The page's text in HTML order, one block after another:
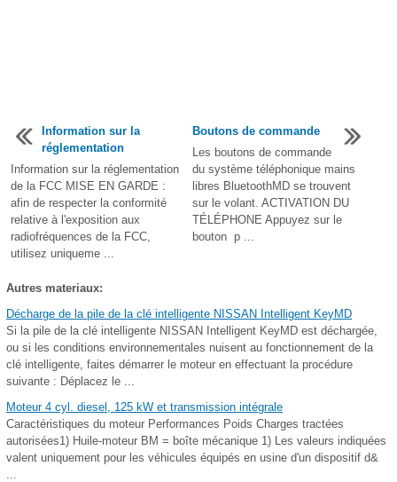
Information sur la
réglementation
Information sur la réglementation
de la FCC MISE EN GARDE :
afin de respecter la conformité
relative à l'exposition aux
radiofréquences de la FCC,
utilisez uniqueme ...
Boutons de commande
Les boutons de commande
du système téléphonique mains
libres BluetoothMD se trouvent
sur le volant. ACTIVATION DU
TÉLÉPHONE Appuyez sur le
bouton p ...
Autres materiaux:
Décharge de la pile de la clé intelligente NISSAN Intelligent KeyMD
Si la pile de la clé intelligente NISSAN Intelligent KeyMD est déchargée,
ou si les conditions environnementales nuisent au fonctionnement de la
clé intelligente, faites démarrer le moteur en effectuant la procédure
suivante : Déplacez le ...
Moteur 4 cyl. diesel, 125 kW et transmission intégrale
Caractéristiques du moteur Performances Poids Charges tractées
autorisées1) Huile-moteur BM = boîte mécanique 1) Les valeurs indiquées
valent uniquement pour les véhicules équipés en usine d'un dispositif d&
...